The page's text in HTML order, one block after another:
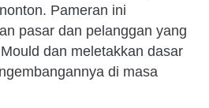
Pameran ini
pasar dan pelanggan yang
dan meletakkan dasar
di masa